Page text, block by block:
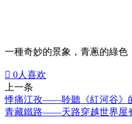
一種奇妙的景象，青蔥的綠色
 0人喜欢
上一条
悸痛江孜——聆聽《紅河谷》
青藏鐵路——天路穿越世界屋